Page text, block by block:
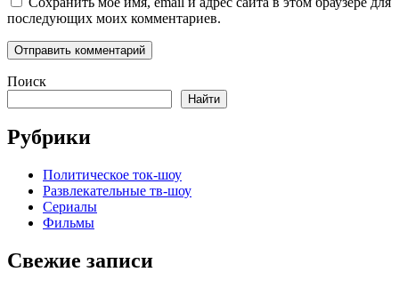
последующих моих комментариев.
Поиск
Найти
Рубрики
Политическое ток-шоу
Развлекательные тв-шоу
Сериалы
Фильмы
Свежие записи